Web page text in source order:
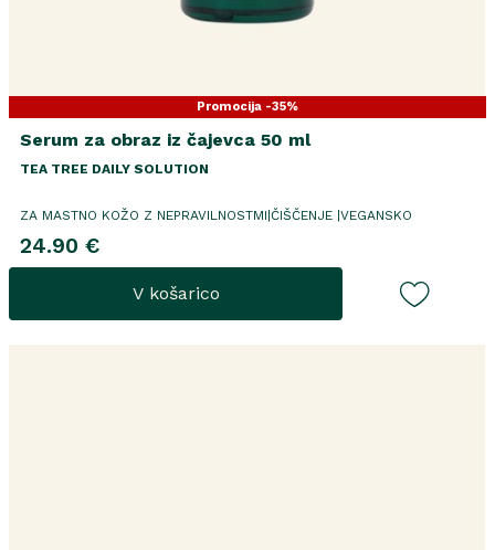
Promocija -35%
Serum za obraz iz čajevca 50 ml
TEA TREE DAILY SOLUTION
ZA MASTNO KOŽO Z NEPRAVILNOSTMI|ČIŠČENJE |VEGANSKO
24.90 €
V košarico